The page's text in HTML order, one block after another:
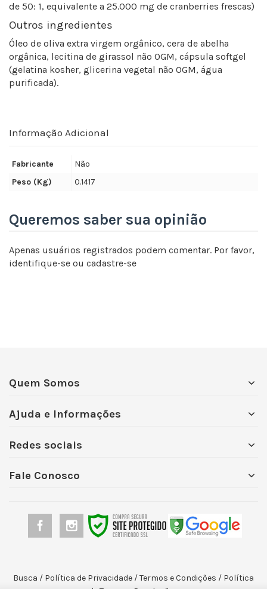
de 50: 1, equivalente a 25.000 mg de cranberries frescas)
Outros ingredientes
Óleo de oliva extra virgem orgânico, cera de abelha
orgânica, lecitina de girassol não OGM, cápsula softgel
(gelatina kosher, glicerina vegetal não OGM, água
purificada).
Informação Adicional
Fabricante
Não
Peso (Kg)
0.1417
Queremos saber sua opinião
Apenas usuários registrados podem comentar. Por favor,
identifique-se ou cadastre-se
Quem Somos
Ajuda e Informações
Redes sociais
Fale Conosco
Busca / Política de Privacidade /Termos e Condições / Política